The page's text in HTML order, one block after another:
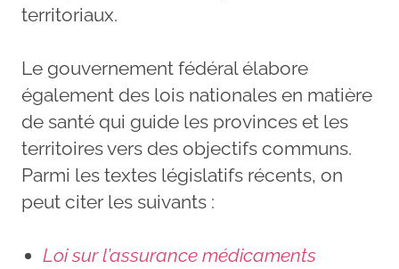
territoriaux.
Le gouvernement fédéral élabore
également des lois nationales en matière
de santé qui guide les provinces et les
territoires vers des objectifs communs.
Parmi les textes législatifs récents, on
peut citer les suivants :
Loi sur l’assurance médicaments